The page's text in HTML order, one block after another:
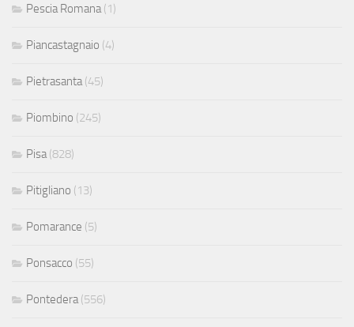
Pescia Romana (1)
Piancastagnaio (4)
Pietrasanta (45)
Piombino (245)
Pisa (828)
Pitigliano (13)
Pomarance (5)
Ponsacco (55)
Pontedera (556)